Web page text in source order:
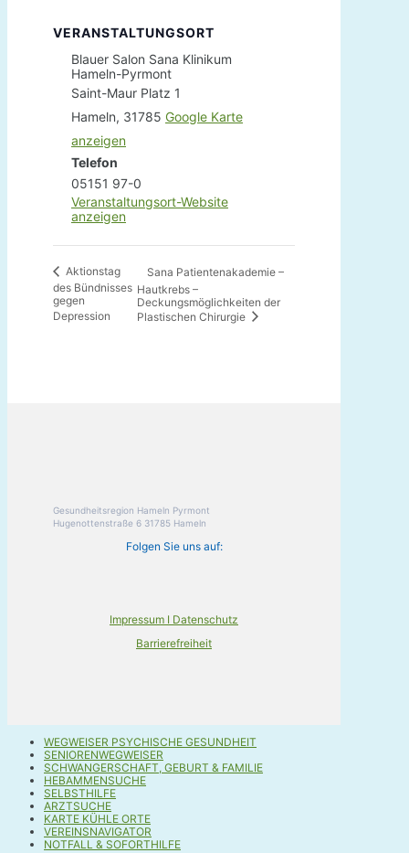
VERANSTALTUNGSORT
Blauer Salon Sana Klinikum
Hameln-Pyrmont
Saint-Maur Platz 1
Hameln, 31785 Google Karte
anzeigen
Telefon
05151 97-0
Veranstaltungsort-Website
anzeigen
Aktionstag
des Bündnisses
gegen
Depression
Sana Patientenakademie –
Hautkrebs –
Deckungsmöglichkeiten der
Plastischen Chirurgie
Gesundheitsregion Hameln Pyrmont
Hugenottenstraße 6 31785 Hameln
Folgen Sie uns auf:
Impressum I Datenschutz
Barrierefreiheit
WEGWEISER PSYCHISCHE GESUNDHEIT
SENIORENWEGWEISER
SCHWANGERSCHAFT, GEBURT & FAMILIE
HEBAMMENSUCHE
SELBSTHILFE
ARZTSUCHE
KARTE KÜHLE ORTE
VEREINSNAVIGATOR
NOTFALL & SOFORTHILFE